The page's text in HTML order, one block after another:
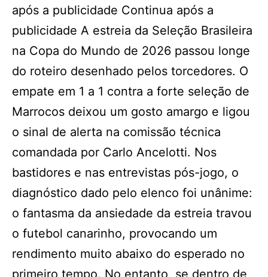
após a publicidade Continua após a
publicidade A estreia da Seleção Brasileira
na Copa do Mundo de 2026 passou longe
do roteiro desenhado pelos torcedores. O
empate em 1 a 1 contra a forte seleção de
Marrocos deixou um gosto amargo e ligou
o sinal de alerta na comissão técnica
comandada por Carlo Ancelotti. Nos
bastidores e nas entrevistas pós-jogo, o
diagnóstico dado pelo elenco foi unânime:
o fantasma da ansiedade da estreia travou
o futebol canarinho, provocando um
rendimento muito abaixo do esperado no
primeiro tempo. No entanto, se dentro de